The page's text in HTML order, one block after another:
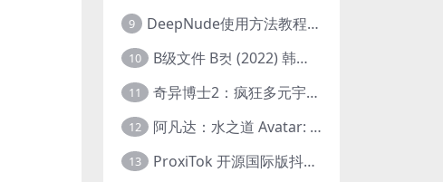
9 DeepNude使用方法教程FAQ
10 B级文件 B컷 (2022) 韩国大尺度剧情电影 1080P 中字
11 奇异博士2：疯狂多元宇宙 Doctor Strange in the Multiverse of Madness (2022) 高清版1080p
12 阿凡达：水之道 Avatar: The Way of Water (2022) 1080p 2k 4k 中文字幕
13 ProxiTok 开源国际版抖音TikTok网页版 国内网络直连